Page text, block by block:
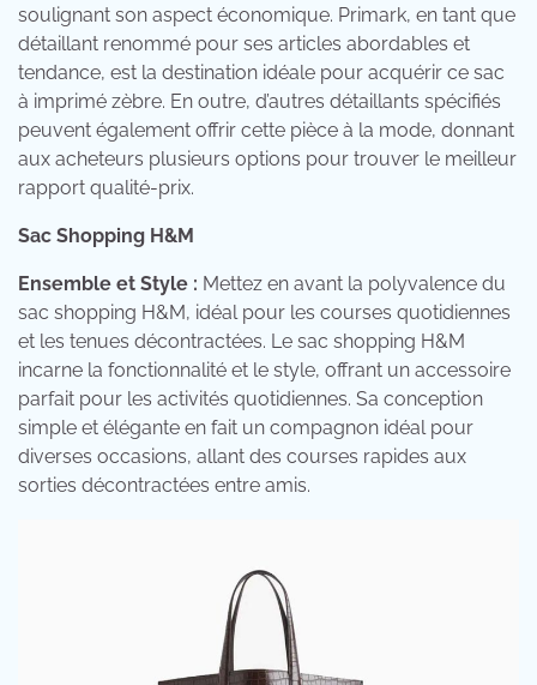
soulignant son aspect économique. Primark, en tant que
détaillant renommé pour ses articles abordables et
tendance, est la destination idéale pour acquérir ce sac
à imprimé zèbre. En outre, d’autres détaillants spécifiés
peuvent également offrir cette pièce à la mode, donnant
aux acheteurs plusieurs options pour trouver le meilleur
rapport qualité-prix.
Sac Shopping H&M
Ensemble et Style : Mettez en avant la polyvalence du
sac shopping H&M, idéal pour les courses quotidiennes
et les tenues décontractées. Le sac shopping H&M
incarne la fonctionnalité et le style, offrant un accessoire
parfait pour les activités quotidiennes. Sa conception
simple et élégante en fait un compagnon idéal pour
diverses occasions, allant des courses rapides aux
sorties décontractées entre amis.